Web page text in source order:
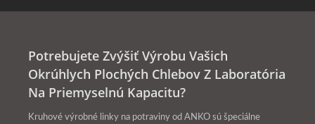
Potrebujete Zvýšiť Výrobu Vašich
Okrúhlych Plochých Chlebov Z Laboratória
Na Priemyselnú Kapacitu?
Kruhové výrobné linky na potraviny od ANKO sú špeciálne